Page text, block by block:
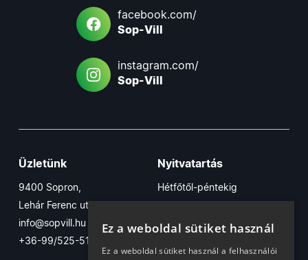
facebook.com/
Sop-Vill
instagram.com/
Sop-Vill
Üzletünk
9400 Sopron,
Lehár Ferenc utca 17/B
info@sopvill.hu
+36-99/525-515
Nyitvatartás
Hétfőtől-péntekig
7:30-16:30
Szombaton
Ez a weboldal sütiket használ
Ez a weboldal sütiket használ a felhasználói